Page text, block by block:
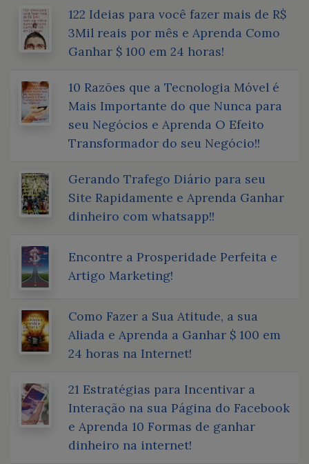
122 Ideias para você fazer mais de R$
3Mil reais por mês e Aprenda Como
Ganhar $ 100 em 24 horas!
10 Razões que a Tecnologia Móvel é
Mais Importante do que Nunca para
seu Negócios e Aprenda O Efeito
Transformador do seu Negócio!!
Gerando Trafego Diário para seu
Site Rapidamente e Aprenda Ganhar
dinheiro com whatsapp!!
Encontre a Prosperidade Perfeita e
Artigo Marketing!
Como Fazer a Sua Atitude, a sua
Aliada e Aprenda a Ganhar $ 100 em
24 horas na Internet!
21 Estratégias para Incentivar a
Interação na sua Página do Facebook
e Aprenda 10 Formas de ganhar
dinheiro na internet!